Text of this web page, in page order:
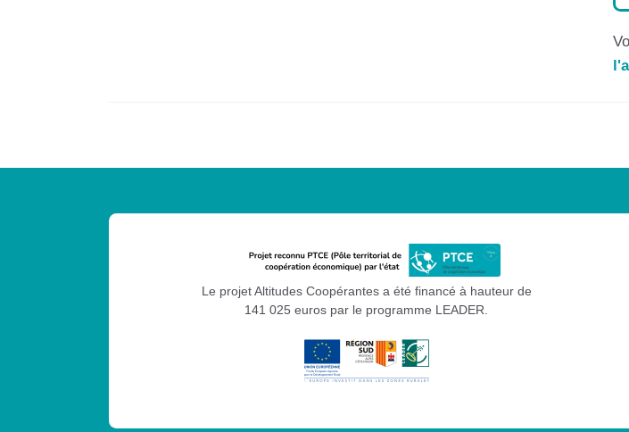
Le projet Altitudes Coopérantes a été financé à hauteur de
141 025 euros par le programme LEADER.